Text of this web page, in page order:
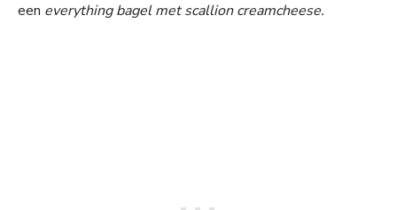
een everything bagelmet scallion creamcheese.